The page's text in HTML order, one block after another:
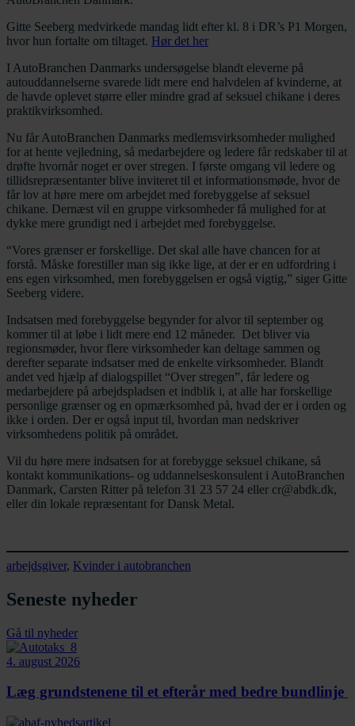
Gitte Seeberg medvirkede mandag lidt efter kl. 8 i DR’s P1 Morgen,
hvor hun fortalte om tiltaget. Hør det her
I AutoBranchen Danmarks undersøgelse blandt eleverne på
autouddannelserne svarede lidt mere end halvdelen af kvinderne, at
de havde oplevet større eller mindre grad af seksuel chikane i deres
praktikvirksomhed.
Nu får AutoBranchen Danmarks medlemsvirksomheder mulighed
for at hente vejledning, så medarbejdere og ledere får redskaber til at
drøfte hvornår noget er over stregen. I første omgang vil ledere og
tillidsrepræsentanter blive inviteret til et informationsmøde, hvor de
får lov at høre mere om arbejdet med forebyggelse af seksuel
chikane. Dernæst vil en gruppe virksomheder få mulighed for at
dykke mere grundigt ned i arbejdet med forebyggelse.
“Vores grænser er forskellige. Det skal alle have chancen for at
forstå. Måske forestiller man sig ikke lige, at der er en udfordring i
ens egen virksomhed, men forebyggelsen er også vigtig,” siger Gitte
Seeberg videre.
Indsatsen med forebyggelse begynder for alvor til september og
kommer til at løbe i lidt mere end 12 måneder. Det bliver via
regionsmøder, hvor flere virksomheder kan deltage sammen og
derefter separate indsatser med de enkelte virksomheder. Blandt
andet ved hjælp af dialogspillet “Over stregen”, får ledere og
medarbejdere på arbejdspladsen et indblik i, at alle har forskellige
personlige grænser og en opmærksomhed på, hvad der er i orden og
ikke i orden. Der er også input til, hvordan man nedskriver
virksomhedens politik på området.
Vil du høre mere indsatsen for at forebygge seksuel chikane, så
kontakt kommunikations- og uddannelseskonsulent i AutoBranchen
Danmark, Carsten Ritter på telefon 31 23 57 24 eller cr@abdk.dk,
eller din lokale repræsentant for Dansk Metal.
arbejdsgiver, Kvinder i autobranchen
Seneste nyheder
Gå til nyheder
4. august 2026
Læg grundstenene til et efterår med bedre bundlinje